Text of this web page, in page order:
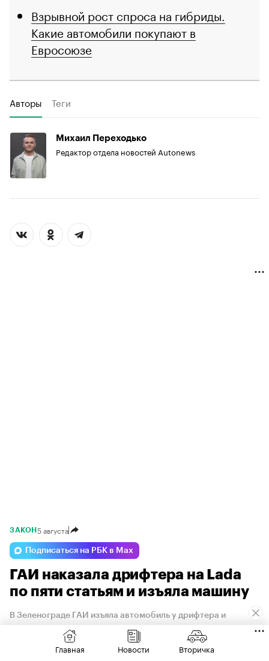
Взрывной рост спроса на гибриды.
Какие автомобили покупают в
Евросоюзе
Авторы Теги
Михаил Переходько
Редактор отдела новостей Autonews
ЗАКОН 5 августа
Подписаться на РБК в Max
ГАИ наказала дрифтера на Lada
по пяти статьям и изъяла машину
В Зеленограде ГАИ изъяла автомобиль у дрифтера и
наказала по пяти статьям КоАП
У 25-летнего жителя Подмосковья ГАИ
Главная Новости Вторичка